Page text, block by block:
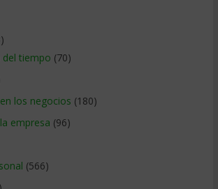
tiempo (70)
los negocios (180)
empresa (96)
(566)